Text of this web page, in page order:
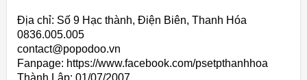
Địa chỉ: Số 9 Hạc thành, Điện Biên, Thanh Hóa
0836.005.005
contact@popodoo.vn
Fanpage: https://www.facebook.com/psetpthanhhoa
Thành Lập: 01/07/2007